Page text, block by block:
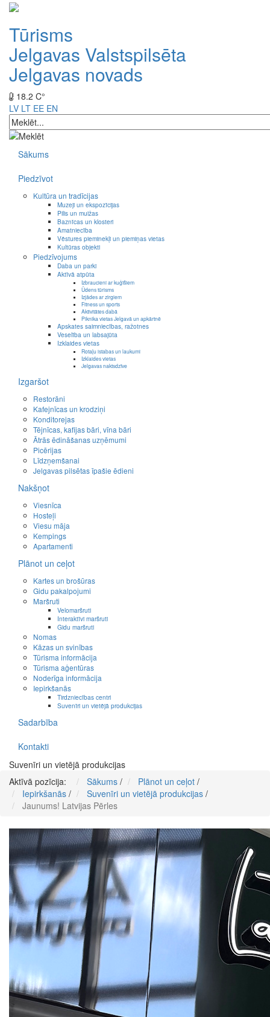
Tūrisms
Jelgavas Valstspilsēta
Jelgavas novads
18.2 C°
LV LT EE EN
Sākums
Piedzīvot
Kultūra un tradīcijas
Muzeji un ekspozīcijas
Pilis un muižas
Baznīcas un klosteri
Amatniecība
Vēstures pieminekļi un piemiņas vietas
Kultūras objekti
Piedzīvojums
Daba un parki
Aktīvā atpūta
Izbraucieni ar kuģīšiem
Ūdens tūrisms
Izjādes ar zirgiem
Fitness un sports
Aktivitātes dabā
Piknika vietas Jelgavā un apkārtnē
Apskates saimniecības, ražotnes
Veselība un labsajūta
Izklaides vietas
Rotaļu istabas un laukumi
Izklaides vietas
Jelgavas naktsdzīve
Izgaršot
Restorāni
Kafejnīcas un krodziņi
Konditorejas
Tējnīcas, kafijas bāri, vīna bāri
Ātrās ēdināšanas uzņēmumi
Picērijas
Līdzņemšanai
Jelgavas pilsētas īpašie ēdieni
Nakšņot
Viesnīca
Hosteļi
Viesu māja
Kempings
Apartamenti
Plānot un ceļot
Kartes un brošūras
Gidu pakalpojumi
Maršruti
Velomaršruti
Interaktīvi maršruti
Gidu maršruti
Nomas
Kāzas un svinības
Tūrisma informācija
Tūrisma aģentūras
Noderīga informācija
Iepirkšanās
Tirdzniecības centri
Suvenīri un vietējā produkcijas
Sadarbība
Kontakti
Suvenīri un vietējā produkcijas
Aktīvā pozīcija:
Sākums / Plānot un ceļot /
Iepirkšanās / Suvenīri un vietējā produkcijas /
Jaunums! Latvijas Pērles